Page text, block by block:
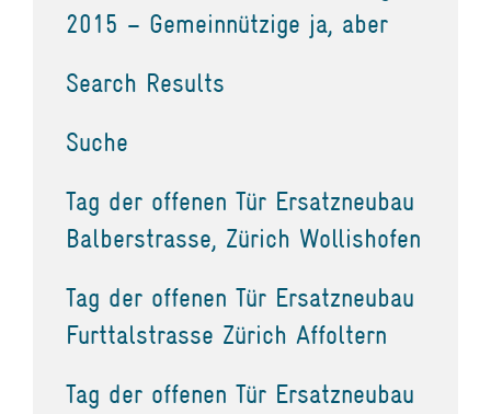
2015 – Gemeinnützige ja, aber
Search Results
Suche
Tag der offenen Tür Ersatzneubau
Balberstrasse, Zürich Wollishofen
Tag der offenen Tür Ersatzneubau
Furttalstrasse Zürich Affoltern
Tag der offenen Tür Ersatzneubau